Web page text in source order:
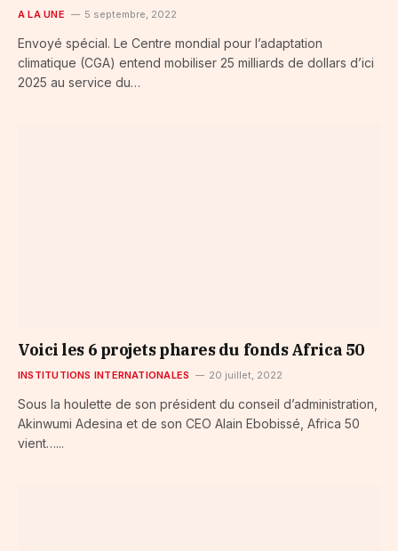
A LA UNE 5 septembre, 2022
Envoyé spécial. Le Centre mondial pour l’adaptation
climatique (CGA) entend mobiliser 25 milliards de dollars d’ici
2025 au service du…
Voici les 6 projets phares du fonds Africa 50
INSTITUTIONS INTERNATIONALES 20 juillet, 2022
Sous la houlette de son président du conseil d’administration,
Akinwumi Adesina et de son CEO Alain Ebobissé, Africa 50
vient…...